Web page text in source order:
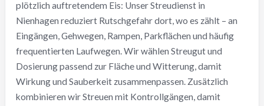
plötzlich auftretendem Eis: Unser Streudienst in
Nienhagen reduziert Rutschgefahr dort, wo es zählt – an
Eingängen, Gehwegen, Rampen, Parkflächen und häufig
frequentierten Laufwegen. Wir wählen Streugut und
Dosierung passend zur Fläche und Witterung, damit
Wirkung und Sauberkeit zusammenpassen. Zusätzlich
kombinieren wir Streuen mit Kontrollgängen, damit